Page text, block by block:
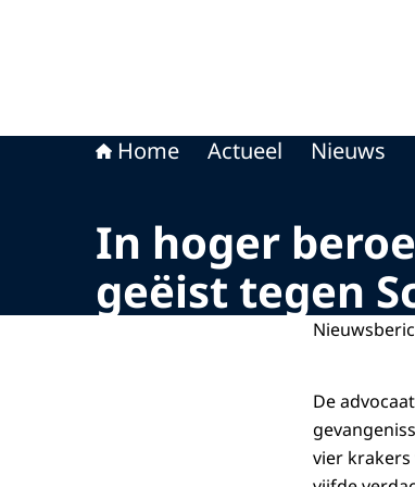
Home Actueel Nieuws
In hoger
geëist tegen
De
vier krakers